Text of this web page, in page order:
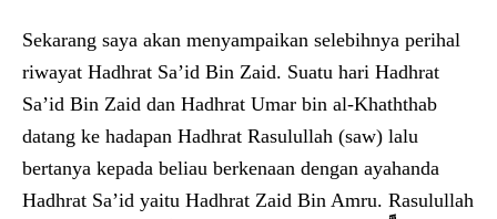
Sekarang saya akan menyampaikan selebihnya perihal
riwayat Hadhrat Sa’id Bin Zaid. Suatu hari Hadhrat
Sa’id Bin Zaid dan Hadhrat Umar bin al-Khaththab
datang ke hadapan Hadhrat Rasulullah (saw) lalu
bertanya kepada beliau berkenaan dengan ayahanda
Hadhrat Sa’id yaitu Hadhrat Zaid Bin Amru. Rasulullah